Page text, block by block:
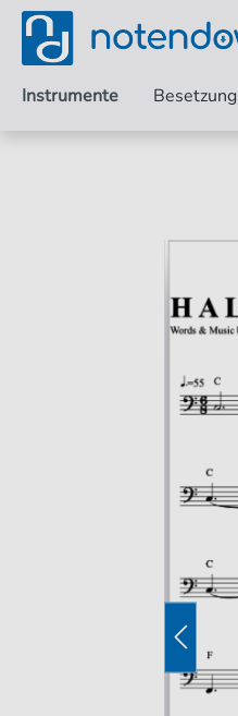
Instrumente Besetzung